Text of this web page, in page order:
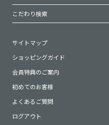
こだわり検索
サイトマップ
ショッピングガイド
会員特典のご案内
初めてのお客様
よくあるご質問
ログアウト